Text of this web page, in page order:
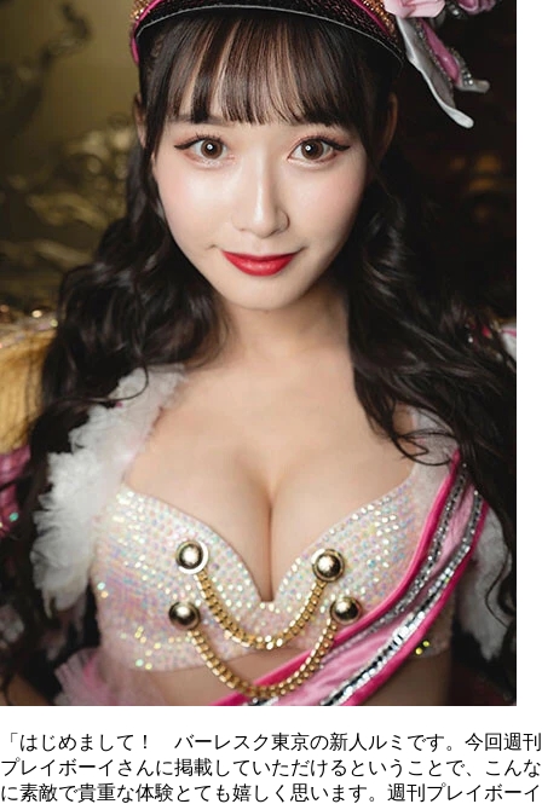
「はじめまして！ バーレスク東京の新人ルミです。今回週刊
プレイボーイさんに掲載していただけるということで、こんな
に素敵で貴重な体験とても嬉しく思います。週刊プレイボーイ